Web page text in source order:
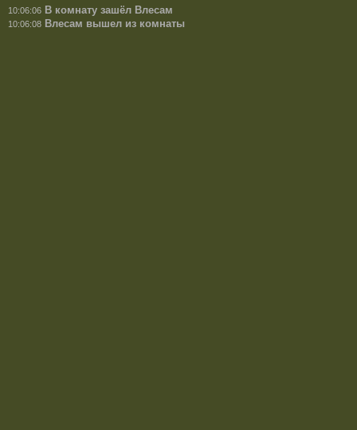
10:06:06 В комнату зашёл Влесам
10:06:08 Влесам вышел из комнаты